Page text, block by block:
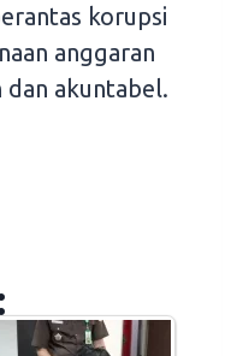
korupsi
anggaran
dan akuntabel.